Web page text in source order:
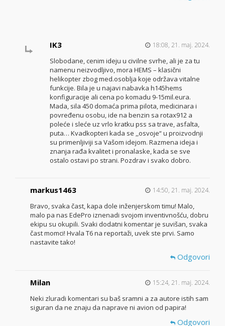
IK3 18:08, 21. maj. 2024.
Slobodane, cenim ideju u civilne svrhe, ali je za tu
namenu neizvodljivo, mora HEMS – klasični
helikopter zbog med.osoblja koje održava vitalne
funkcije. Bila je u najavi nabavka h145hems
konfiguracije ali cena po komadu 9-15mil.eura.
Mada, sila 450 domaća prima pilota, medicinara i
povređenu osobu, ide na benzin sa rotax912 a
poleće i sleće uz vrlo kratku pss sa trave, asfalta,
puta… Kvadkopteri kada se ,,osvoje“ u proizvodnji
su primenljiviji sa Vašom idejom. Razmena ideja i
znanja rađa kvalitet i pronalaske, kada se sve
ostalo ostavi po strani. Pozdrav i svako dobro.
markus1463 14:50, 21. maj. 2024.
Bravo, svaka čast, kapa dole inženjerskom timu! Malo,
malo pa nas EdePro iznenadi svojom inventivnošću, dobru
ekipu su okupili. Svaki dodatni komentar je suvišan, svaka
čast momci! Hvala T6 na reportaži, uvek ste prvi. Samo
nastavite tako!
Odgovori
Milan 15:24, 21. maj. 2024.
Neki zluradi komentari su baš sramni a za autore istih sam
siguran da ne znaju da naprave ni avion od papira!
Odgovori